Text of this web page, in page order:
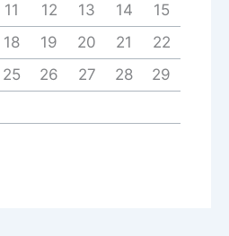
11 12 13 14
15
18 19 20 21
22
25 26 27 28
29